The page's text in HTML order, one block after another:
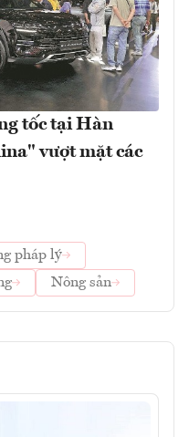
tốc tại Hàn
vượt mặt các
pháp lý
Nông sản